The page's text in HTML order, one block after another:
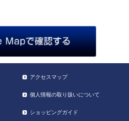
アクセスマップ
個人情報の取り扱いについて
ショッピングガイド